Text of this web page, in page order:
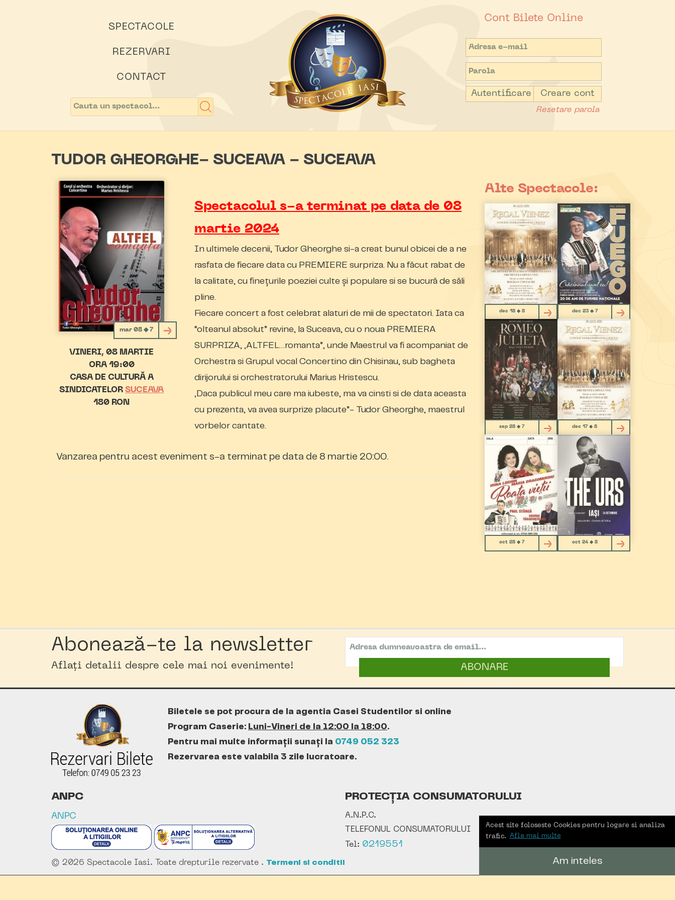
Acest site foloseste Cookies pentru logare si analiza
trafic.
Afla mai multe
Am inteles
SPECTACOLE
REZERVARI
CONTACT
Cont Bilete Online
Autentificare Creare cont
Resetare parola
TUDOR GHEORGHE- SUCEAVA - SUCEAVA
mar 08 ◆ 7
VINERI 08 MARTIE
ORA 19:00
CASA DE CULTURĂ A
SINDICATELOR SUCEAVA
180 RON
Spectacolul s-a terminat pe data de 08
martie 2024
In ultimele decenii, Tudor Gheorghe si-a creat bunul obicei de a ne
rasfata de fiecare data cu PREMIERE surpriza. Nu a făcut rabat de
la calitate, cu fineţurile poeziei culte şi populare si se bucură de săli
pline.
Fiecare concert a fost celebrat alaturi de mii de spectatori. Iata ca
“olteanul absolut” revine, la Suceava, cu o noua PREMIERA
SURPRIZA, „ALTFEL…romanta”, unde Maestrul va fi acompaniat de
Orchestra si Grupul vocal Concertino din Chisinau, sub bagheta
dirijorului si orchestratorului Marius Hristescu.
„Daca publicul meu care ma iubeste, ma va cinsti si de data aceasta
cu prezenta, va avea surprize placute”- Tudor Gheorghe, maestrul
vorbelor cantate.
Vanzarea pentru acest eveniment s-a terminat pe data de 8 martie 20:00.
Alte Spectacole:
dec 18 ◆ 8 dec 23 ◆ 7
sep 28 ◆ 7 dec 17 ◆ 8
oct 28 ◆ 7 oct 24 ◆ 8
Abonează-te la newsletter
Aflați detalii despre cele mai noi evenimente! ABONARE
Biletele se pot procura de la agentia Casei Studentilor si online
Program Caserie: Luni-Vineri de la 12:00 la 18:00.
Pentru mai multe informații sunați la 0749 052 323
Rezervarea este valabila 3 zile lucratoare.
ANPC
ANPC
PROTECȚIA CONSUMATORULUI
A.N.P.C.
TELEFONUL CONSUMATORULUI
Tel: 0219551
© 2026 Spectacole Iasi. Toate drepturile rezervate . Termeni si conditii